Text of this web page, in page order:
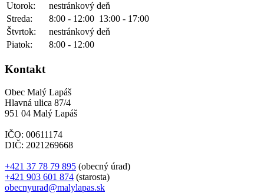
Utorok:
nestránkový deň
Streda:
8:00 - 12:00 13:00 - 17:00
Štvrtok:
nestránkový deň
Piatok:
8:00 - 12:00
Kontakt
Obec Malý Lapáš
Hlavná ulica 87/4
951 04 Malý Lapáš
IČO: 00611174
DIČ: 2021269668
+421 37 78 79 895 (obecný úrad)
+421 903 601 874 (starosta)
obecnyurad@malylapas.sk